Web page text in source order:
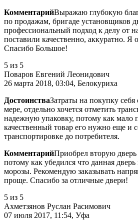
КомментарийВыражаю глубокую
по продажам, бригаде установщиков
профессиональный подход к делу от
поставили качественно, аккуратно. Я
Спасибо Большое!
5 из 5
Поваров Евгений Леонидович
26 марта 2018, 03:04, Белокуриха
ДостоинстваЗатраты на покупку
мере, отдельно хочется отметить
надежную упаковку, потому как мало
качественный товар его нужно еще и
транспортировке до потребителя.
КомментарийПриобрел вторую дверь
потому как убедился что данная
морозы. Рекомендую заказывать
проще. Спасибо за отличные двери!
5 из 5
Ахметзянов Руслан Расимович
07 июля 2017, 11:54, Уфа